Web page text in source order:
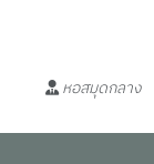
หอสมุดกลาง